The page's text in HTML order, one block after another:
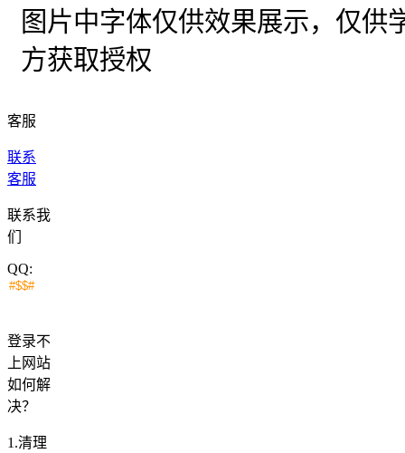
图片中字体仅供效果展示，仅供
方获取授权
客服
联系
客服
联系我
们
QQ:
登录不
上网站
如何解
决？
1.清理